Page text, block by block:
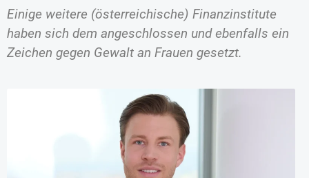
Einige weitere (österreichische) Finanzinstitute
haben sich dem angeschlossen und ebenfalls ein
Zeichen gegen Gewalt an Frauen gesetzt.